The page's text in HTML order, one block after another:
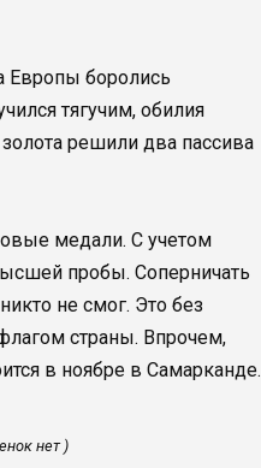
Европы боролись
тягучим, обилия
решили два пассива
медали. С учетом
пробы. Соперничать
не смог. Это без
страны. Впрочем,
в ноябре в Самарканде.
нет )